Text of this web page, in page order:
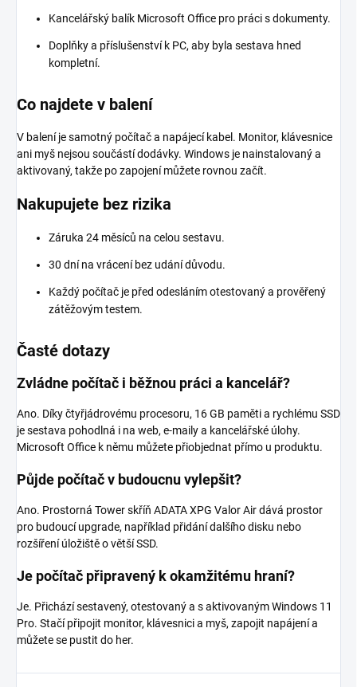
Kancelářský balík Microsoft Office pro práci s dokumenty.
Doplňky a příslušenství k PC, aby byla sestava hned
kompletní.
Co najdete v balení
V balení je samotný počítač a napájecí kabel. Monitor, klávesnice
ani myš nejsou součástí dodávky. Windows je nainstalovaný a
aktivovaný, takže po zapojení můžete rovnou začít.
Nakupujete bez rizika
Záruka 24 měsíců na celou sestavu.
30 dní na vrácení bez udání důvodu.
Každý počítač je před odesláním otestovaný a prověřený
zátěžovým testem.
Časté dotazy
Zvládne počítač i běžnou práci a kancelář?
Ano. Díky čtyřjádrovému procesoru, 16 GB paměti a rychlému SSD
je sestava pohodlná i na web, e-maily a kancelářské úlohy.
Microsoft Office k němu můžete přiobjednat přímo u produktu.
Půjde počítač v budoucnu vylepšit?
Ano. Prostorná Tower skříň ADATA XPG Valor Air dává prostor
pro budoucí upgrade, například přidání dalšího disku nebo
rozšíření úložiště o větší SSD.
Je počítač připravený k okamžitému hraní?
Je. Přichází sestavený, otestovaný a s aktivovaným Windows 11
Pro. Stačí připojit monitor, klávesnici a myš, zapojit napájení a
můžete se pustit do her.